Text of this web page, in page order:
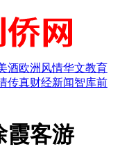
酒欧洲风情华文教育
传真财经新闻智库前
霞客游